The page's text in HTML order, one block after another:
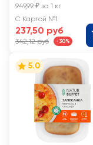
чиа, гранолой,
джемом и
голубикой,
весовой
949,99 ₽ за 1 кг
С Картой №1
237,50 руб
342,12 руб -30%
5.0